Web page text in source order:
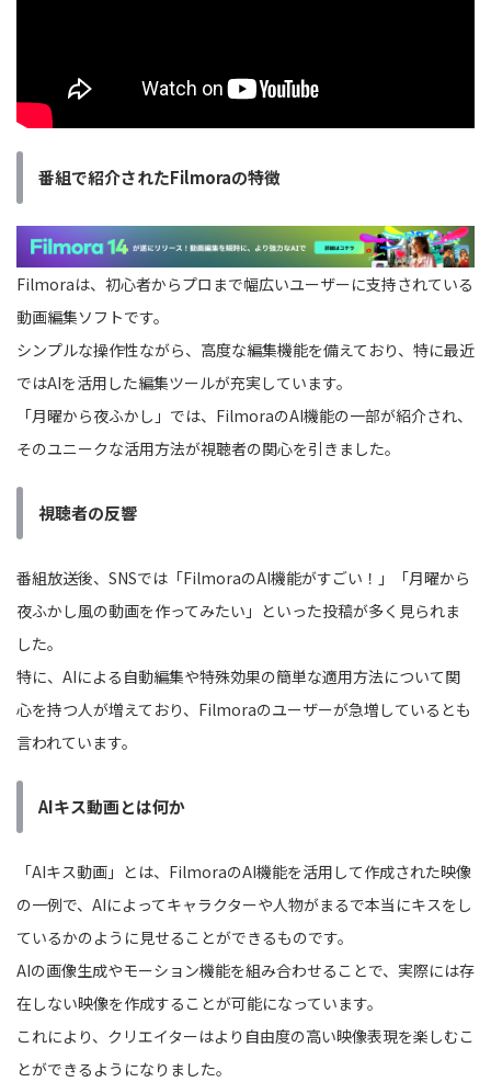
番組で紹介されたFilmoraの特徴
Filmoraは、初心者からプロまで幅広いユーザーに支持されている
動画編集ソフトです。
シンプルな操作性ながら、高度な編集機能を備えており、特に最近
ではAIを活用した編集ツールが充実しています。
「月曜から夜ふかし」では、FilmoraのAI機能の一部が紹介され、
そのユニークな活用方法が視聴者の関心を引きました。
視聴者の反響
番組放送後、SNSでは「FilmoraのAI機能がすごい！」「月曜から
夜ふかし風の動画を作ってみたい」といった投稿が多く見られま
した。
特に、AIによる自動編集や特殊効果の簡単な適用方法について関
心を持つ人が増えており、Filmoraのユーザーが急増しているとも
言われています。
AIキス動画とは何か
「AIキス動画」とは、FilmoraのAI機能を活用して作成された映像
の一例で、AIによってキャラクターや人物がまるで本当にキスをし
ているかのように見せることができるものです。
AIの画像生成やモーション機能を組み合わせることで、実際には存
在しない映像を作成することが可能になっています。
これにより、クリエイターはより自由度の高い映像表現を楽しむこ
とができるようになりました。